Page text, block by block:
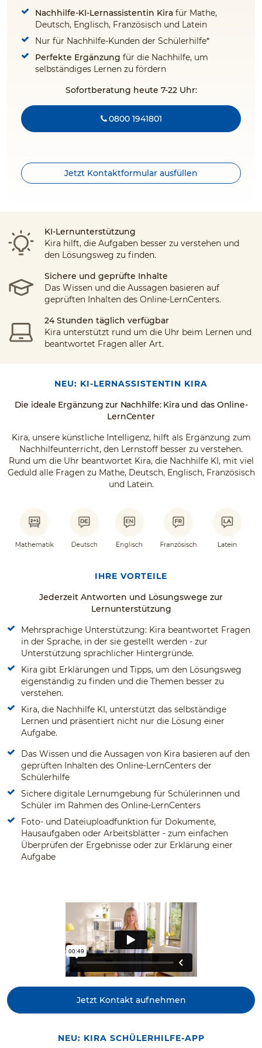
Nachhilfe-KI-Lernassistentin Kira für Mathe,
Deutsch, Englisch, Französisch und Latein
Nur für Nachhilfe-Kunden der Schülerhilfe*
Perfekte Ergänzung für die Nachhilfe, um
selbständiges Lernen zu fördern
Sofortberatung heute 7-22 Uhr:
0800 1941801
Jetzt Kontaktformular ausfüllen
KI-Lernunterstützung
Kira hilft, die Aufgaben besser zu verstehen und
den Lösungsweg zu finden.
Sichere und geprüfte Inhalte
Das Wissen und die Aussagen basieren auf
geprüften Inhalten des Online-LernCenters.
24 Stunden täglich verfügbar
Kira unterstützt rund um die Uhr beim Lernen und
beantwortet Fragen aller Art.
NEU: KI-LERNASSISTENTIN KIRA
Die ideale Ergänzung zur Nachhilfe: Kira und das Online-
LernCenter
Kira, unsere künstliche Intelligenz, hilft als Ergänzung zum
Nachhilfeunterricht, den Lernstoff besser zu verstehen.
Rund um die Uhr beantwortet Kira, die Nachhilfe KI, mit viel
Geduld alle Fragen zu Mathe, Deutsch, Englisch, Französisch
und Latein.
IHRE VORTEILE
Jederzeit Antworten und Lösungswege zur
Lernunterstützung
Mehrsprachige Unterstützung: Kira beantwortet Fragen
in der Sprache, in der sie gestellt werden - zur
Unterstützung sprachlicher Hintergründe.
Kira gibt Erklärungen und Tipps, um den Lösungsweg
eigenständig zu finden und die Themen besser zu
verstehen.
Kira, die Nachhilfe KI, unterstützt das selbständige
Lernen und präsentiert nicht nur die Lösung einer
Aufgabe.
Das Wissen und die Aussagen von Kira basieren auf den
geprüften Inhalten des Online-LernCenters der
Schülerhilfe
Sichere digitale Lernumgebung für Schülerinnen und
Schüler im Rahmen des Online-LernCenters
Foto- und Dateiuploadfunktion für Dokumente,
Hausaufgaben oder Arbeitsblätter - zum einfachen
Überprüfen der Ergebnisse oder zur Erklärung einer
Aufgabe
Jetzt Kontakt aufnehmen
NEU: KIRA SCHÜLERHILFE-APP